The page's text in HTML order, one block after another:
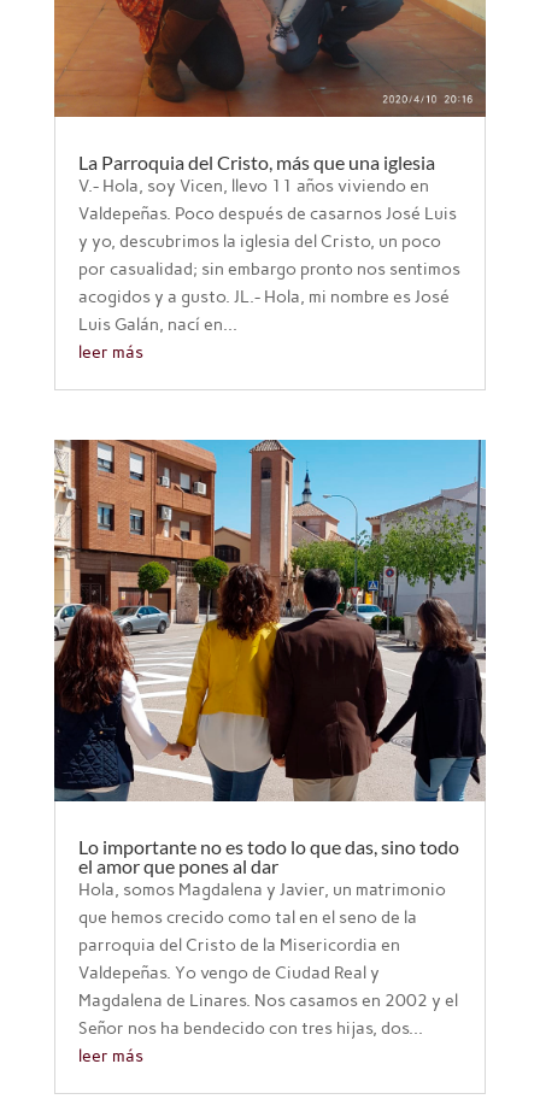
La Parroquia del Cristo, más que una iglesia
V.- Hola, soy Vicen, llevo 11 años viviendo en
Valdepeñas. Poco después de casarnos José Luis
y yo, descubrimos la iglesia del Cristo, un poco
por casualidad; sin embargo pronto nos sentimos
acogidos y a gusto. JL.- Hola, mi nombre es José
Luis Galán, nací en...
leer más
Lo importante no es todo lo que das, sino todo
el amor que pones al dar
Hola, somos Magdalena y Javier, un matrimonio
que hemos crecido como tal en el seno de la
parroquia del Cristo de la Misericordia en
Valdepeñas. Yo vengo de Ciudad Real y
Magdalena de Linares. Nos casamos en 2002 y el
Señor nos ha bendecido con tres hijas, dos...
leer más